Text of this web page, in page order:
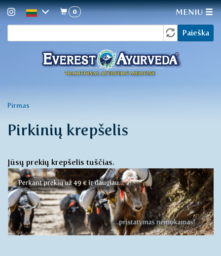
forma
Paieška
0 MENIU
Jūs
esate
čia
Pirmas
Pirkinių krepšelis
Jūsų prekių krepšelis tuščias.